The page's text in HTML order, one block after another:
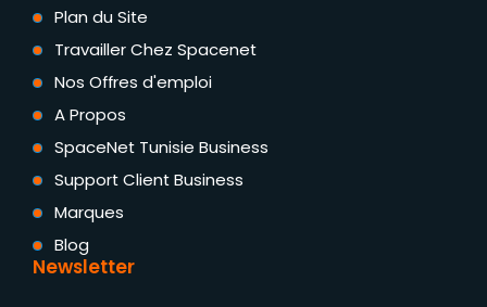
Plan du Site
Travailler Chez Spacenet
Nos Offres d'emploi
A Propos
SpaceNet Tunisie Business
Support Client Business
Marques
Blog
Newsletter